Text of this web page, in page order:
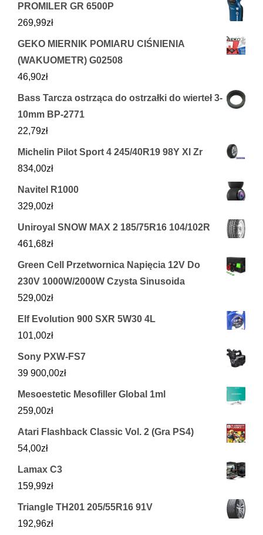
PROMILER GR 6500P
269,99zł
GEKO MIERNIK POMIARU CIŚNIENIA
(WAKUOMETR) G02508
46,90zł
Bass Tarcza ostrząca do ostrzałki do wierteł 3-
10mm BP-2771
22,79zł
Michelin Pilot Sport 4 245/40R19 98Y Xl Zr
834,00zł
Navitel R1000
329,00zł
Uniroyal SNOW MAX 2 185/75R16 104/102R
461,68zł
Green Cell Przetwornica Napięcia 12V Do
230V 1000W/2000W Czysta Sinusoida
529,00zł
Elf Evolution 900 SXR 5W30 4L
101,00zł
Sony PXW-FS7
39 900,00zł
Mesoestetic Mesofiller Global 1ml
259,00zł
Atari Flashback Classic Vol. 2 (Gra PS4)
54,00zł
Lamax C3
159,99zł
Triangle TH201 205/55R16 91V
192,96zł